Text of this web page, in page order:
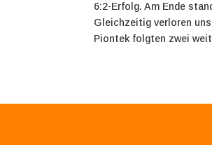
6:2-Erfolg. Am Ende
Gleichzeitig verloren
Piontek folgten zwei